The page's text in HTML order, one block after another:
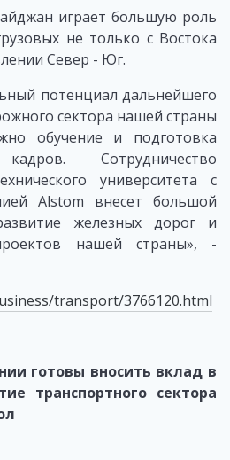
играет большую роль
не только с Востока
Север - Юг.
потенциал дальнейшего
сектора нашей страны
обучение и подготовка
Сотрудничество
университета с
Alstom внесет большой
железных дорог и
нашей страны», -
transport/3766120.html
готовы вносить вклад в
транспортного сектора